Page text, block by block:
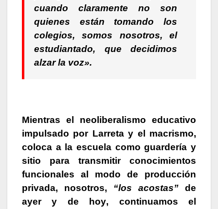
cuando claramente no son
quienes están tomando los
colegios, somos nosotros, el
estudiantado, que decidimos
alzar la voz».
Mientras el neoliberalismo educativo
impulsado por Larreta y el macrismo,
coloca a la escuela como guardería y
sitio para transmitir conocimientos
funcionales al modo de producción
privada, nosotros, “los acostas” de
ayer y de hoy, continuamos el